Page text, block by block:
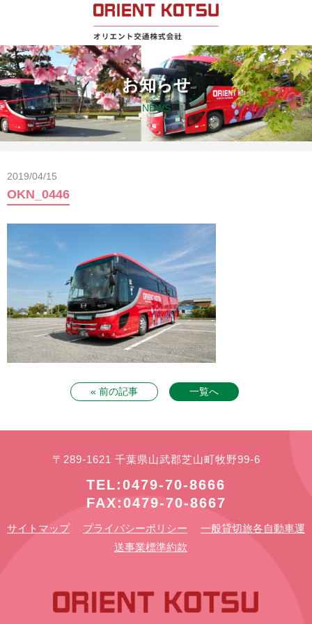
お知らせ
NEWS
2019/04/15
OKN_0446
« 前の記事 一覧へ
〒289-1621 千葉県山武郡芝山町牧野99-6
TEL:0479-70-8666
FAX:0479-70-8667
サイトマップ プライバシーポリシー
一般貸切旅各自動車運
送事業標準約款